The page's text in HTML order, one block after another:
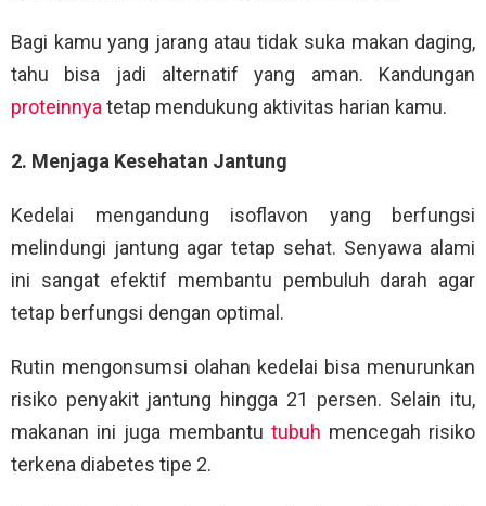
Bagi kamu yang jarang atau tidak suka makan daging,
tahu bisa jadi alternatif yang aman. Kandungan
proteinnyatetap mendukung aktivitas harian kamu.
2. Menjaga Kesehatan Jantung
Kedelai mengandung isoflavon yang berfungsi
melindungi jantung agar tetap sehat. Senyawa alami
ini sangat efektif membantu pembuluh darah agar
tetap berfungsi dengan optimal.
Rutin mengonsumsi olahan kedelai bisa menurunkan
risiko penyakit jantung hingga 21 persen. Selain itu,
makanan ini juga membantu tubuh mencegah risiko
terkena diabetes tipe 2.